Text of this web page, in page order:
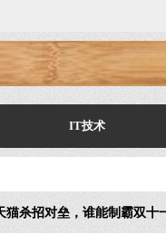
IT技术
猫杀招对垒，谁能制霸双十